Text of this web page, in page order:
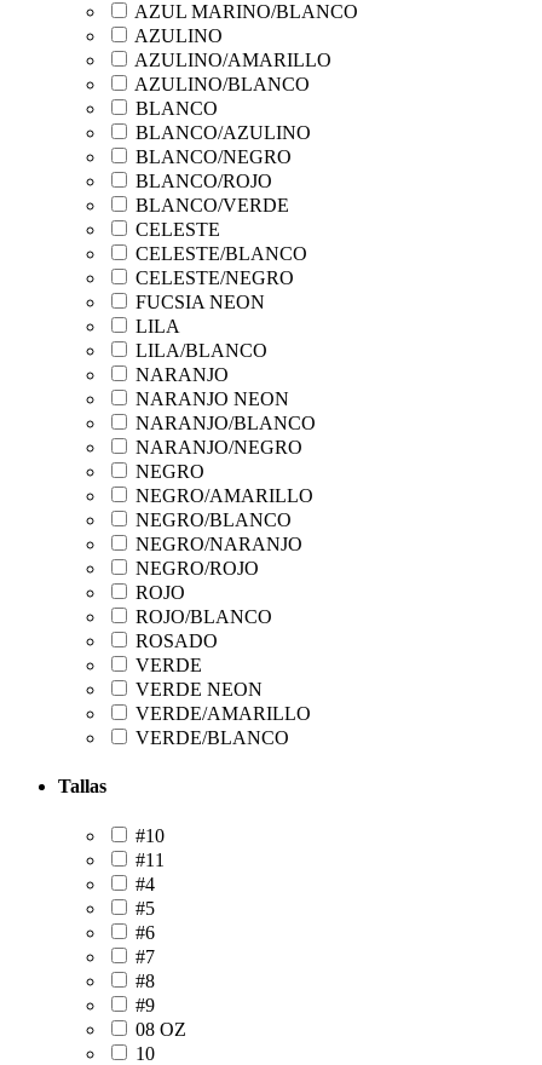
AZUL MARINO/BLANCO
AZULINO
AZULINO/AMARILLO
AZULINO/BLANCO
BLANCO
BLANCO/AZULINO
BLANCO/NEGRO
BLANCO/ROJO
BLANCO/VERDE
CELESTE
CELESTE/BLANCO
CELESTE/NEGRO
FUCSIA NEON
LILA
LILA/BLANCO
NARANJO
NARANJO NEON
NARANJO/BLANCO
NARANJO/NEGRO
NEGRO
NEGRO/AMARILLO
NEGRO/BLANCO
NEGRO/NARANJO
NEGRO/ROJO
ROJO
ROJO/BLANCO
ROSADO
VERDE
VERDE NEON
VERDE/AMARILLO
VERDE/BLANCO
Tallas
#10
#11
#4
#5
#6
#7
#8
#9
08 OZ
10